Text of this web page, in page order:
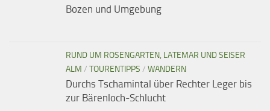
Bozen und Umgebung
RUND UM ROSENGARTEN, LATEMAR UND SEISER
ALM / TOURENTIPPS / WANDERN
Durchs Tschamintal über Rechter Leger bis
zur Bärenloch-Schlucht